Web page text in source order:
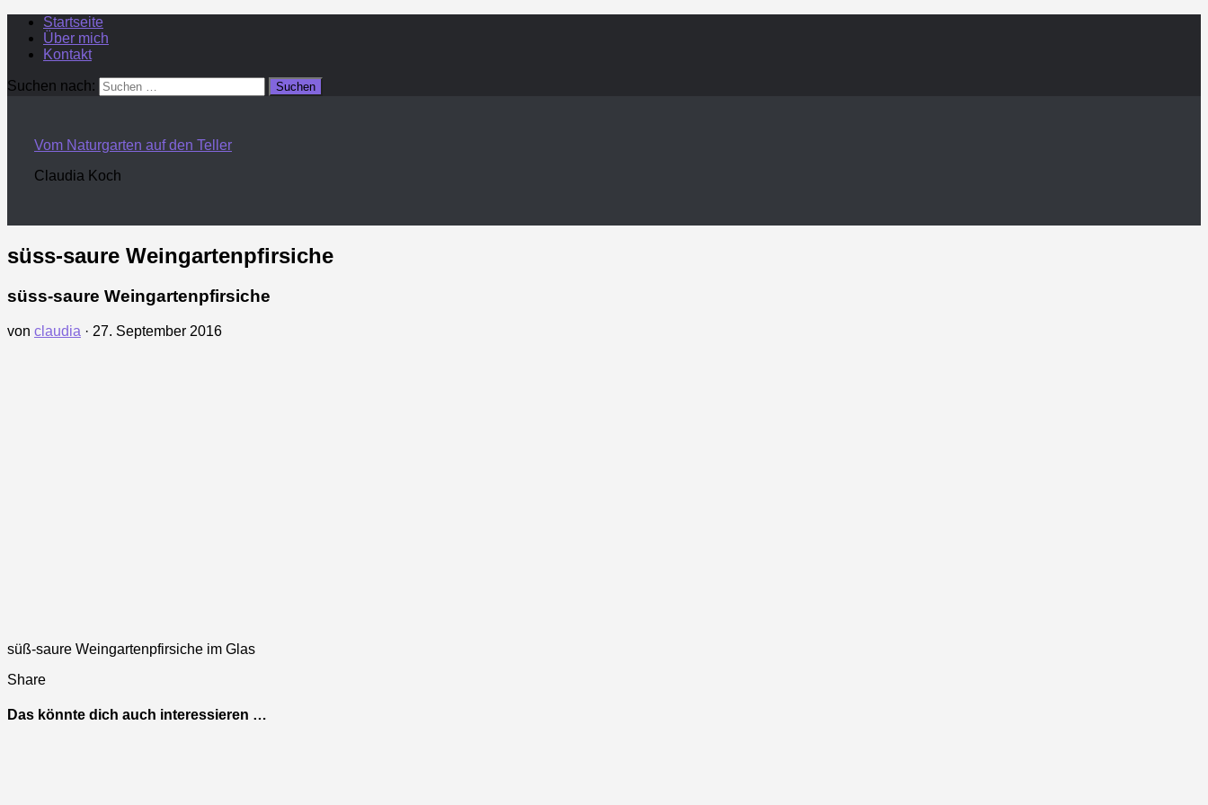
Startseite
Über mich
Kontakt
Suchen nach:
Vom Naturgarten auf den Teller
Claudia Koch
süss-saure Weingartenpfirsiche
süss-saure Weingartenpfirsiche
von claudia · 27. September 2016
süß-saure Weingartenpfirsiche im Glas
Share
Das könnte dich auch interessieren …